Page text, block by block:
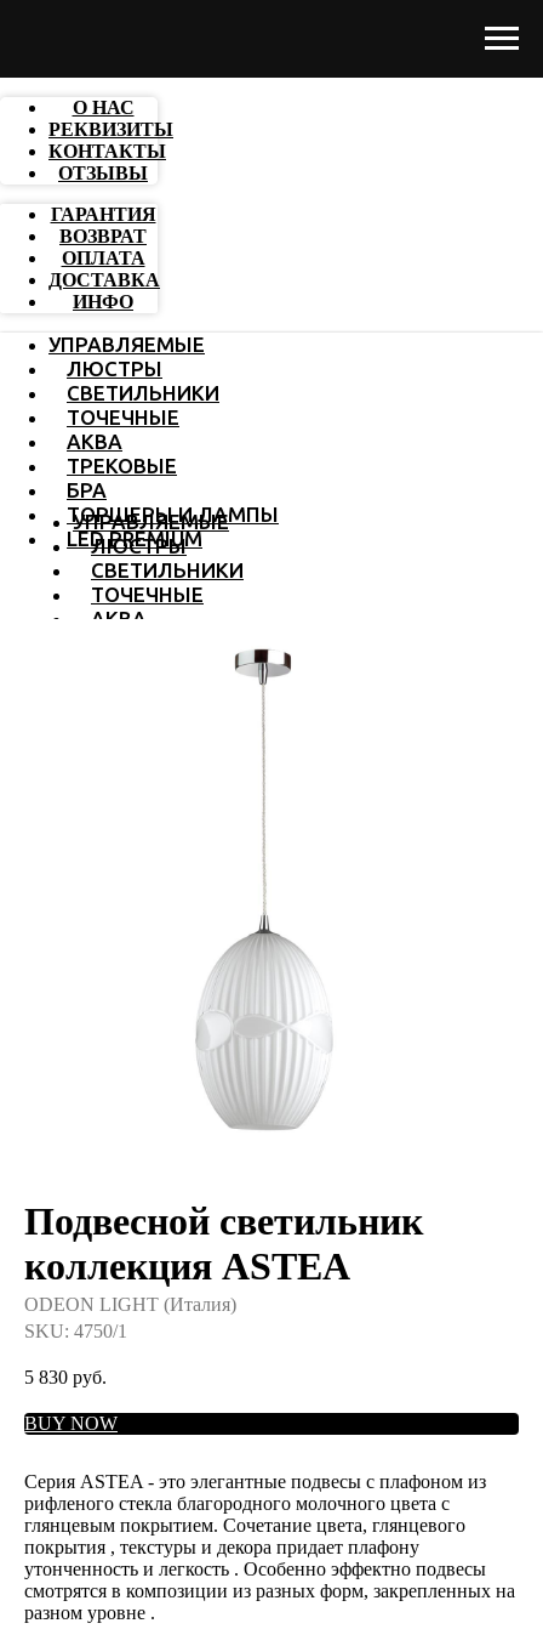
О НАС
РЕКВИЗИТЫ
КОНТАКТЫ
ОТЗЫВЫ
ГАРАНТИЯ
ВОЗВРАТ
ОПЛАТА
ДОСТАВКА
ИНФО
УПРАВЛЯЕМЫЕ
ЛЮСТРЫ
СВЕТИЛЬНИКИ
ТОЧЕЧНЫЕ
АКВА
ТРЕКОВЫЕ
БРА
ТОРШЕРЫ И ЛАМПЫ
LED PREMIUM
УПРАВЛЯЕМЫЕ
ЛЮСТРЫ
СВЕТИЛЬНИКИ
ТОЧЕЧНЫЕ
АКВА
ТОРШЕРЫ И ЛАМПЫ
Подвесной светильник
коллекция ASTEA
ODEON LIGHT (Италия)
SKU: 4750/1
5 830 руб.
BUY NOW
Серия ASTEA - это элегантные подвесы с плафоном из
рифленого стекла благородного молочного цвета с
глянцевым покрытием. Сочетание цвета, глянцевого
покрытия , текстуры и декора придает плафону
утонченность и легкость . Особенно эффектно подвесы
смотрятся в композиции из разных форм, закрепленных на
разном уровне .